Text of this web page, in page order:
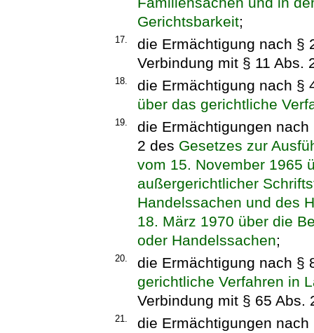
Gerichtsbarkeit;
17.
die Ermächtigung nach §
Verbindung mit § 11 Abs.
18.
die Ermächtigung nach §
über das gerichtliche
19.
die Ermächtigungen
2 des Gesetzes zur
vom 15. November 1965
außergerichtlicher
Handelssachen und des
18. März 1970 über die
oder Handelssachen;
20.
die Ermächtigung nach §
gerichtliche Verfahren in
Verbindung mit § 65 Abs.
21.
die Ermächtigungen